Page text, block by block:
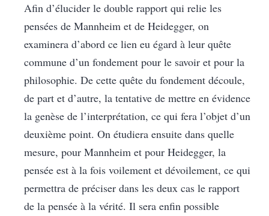
Afin d’élucider le double rapport qui relie les
pensées de Mannheim et de Heidegger, on
examinera d’abord ce lien eu égard à leur quête
commune d’un fondement pour le savoir et pour la
philosophie. De cette quête du fondement découle,
de part et d’autre, la tentative de mettre en évidence
la genèse de l’interprétation, ce qui fera l’objet d’un
deuxième point. On étudiera ensuite dans quelle
mesure, pour Mannheim et pour Heidegger, la
pensée est à la fois voilement et dévoilement, ce qui
permettra de préciser dans les deux cas le rapport
de la pensée à la vérité. Il sera enfin possible